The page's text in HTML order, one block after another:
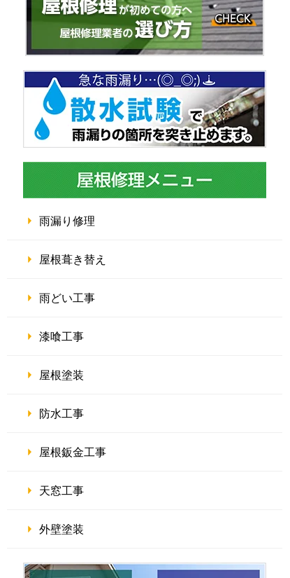
雨漏り修理
屋根葺き替え
雨どい工事
漆喰工事
屋根塗装
防水工事
屋根鈑金工事
天窓工事
外壁塗装